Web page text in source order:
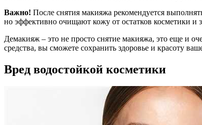
Важно! После снятия макияжа рекомендуется
но эффективно очищают кожу от остатков косметики и
Демакияж – это не просто снятие макияжа, это еще и
средства, вы сможете сохранить здоровье и красоту
Вред водостойкой косметики